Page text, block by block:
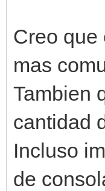
Creo que
mas
Tambien
cantidad
Incluso
de